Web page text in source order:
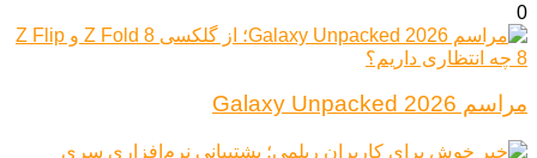
0
مراسم Galaxy Unpacked 2026